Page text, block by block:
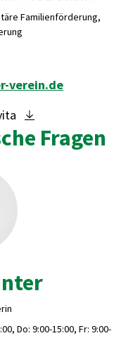
Familienförderung,
verein.de
Fragen
Do: 9:00-15:00, Fr: 9:00-